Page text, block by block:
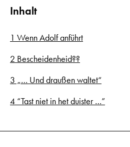
Inhalt
1 Wenn Adolf anführt
2 Bescheidenheid??
3 „… Und draußen waltet“
4 “Tast niet in het duister …”